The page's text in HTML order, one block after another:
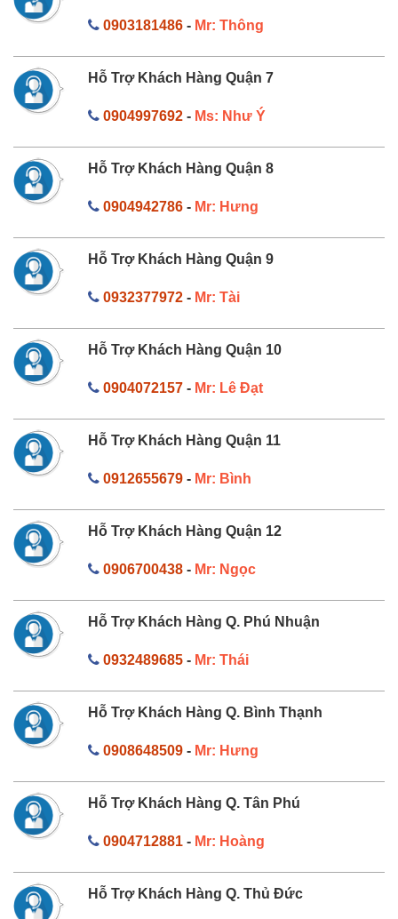
0903181486- Mr: Thông
Hỗ Trợ Khách Hàng Quận 7
0904997692- Ms: Như Ý
Hỗ Trợ Khách Hàng Quận 8
0904942786- Mr: Hưng
Hỗ Trợ Khách Hàng Quận 9
0932377972- Mr: Tài
Hỗ Trợ Khách Hàng Quận 10
0904072157- Mr: Lê Đạt
Hỗ Trợ Khách Hàng Quận 11
0912655679- Mr: Bình
Hỗ Trợ Khách Hàng Quận 12
0906700438- Mr: Ngọc
Hỗ Trợ Khách Hàng Q. Phú Nhuận
0932489685- Mr: Thái
Hỗ Trợ Khách Hàng Q. Bình Thạnh
0908648509- Mr: Hưng
Hỗ Trợ Khách Hàng Q. Tân Phú
0904712881- Mr: Hoàng
Hỗ Trợ Khách Hàng Q. Thủ Đức